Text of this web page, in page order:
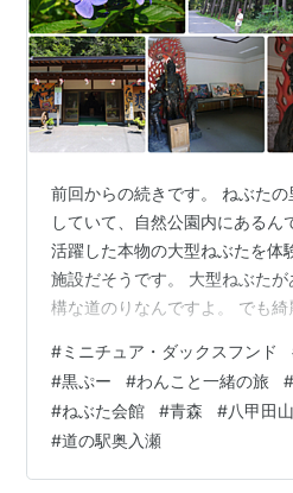
前回からの続きです。 ねぶた
していて、自然公園内にあるん
活躍した本物の大型ねぶたを体
施設だそうです。 大型ねぶた
構な道のりなんですよ。 でも
ちゃんが小さく見えますぅ〜ふ
店や体験工房などもありました
を感じられないとは思いますが
りが灯り、その姿はまさに勇壮
て、ねぶた祭りの情熱や歓喜、
#ミニチュア・ダックスフンド
#黒ぷー #わんこと一緒の旅
#ねぶた会館 #青森 #八甲田
#道の駅奥入瀬